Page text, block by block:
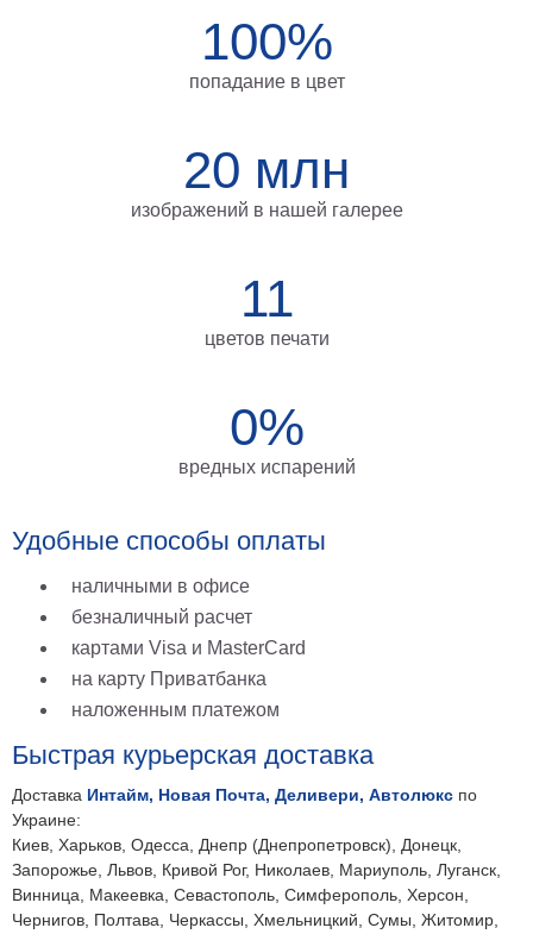
100%
попадание в цвет
20 млн
изображений в нашей галерее
11
цветов печати
0%
вредных испарений
Удобные способы оплаты
наличными в офисе
безналичный расчет
картами Visa и MasterCard
на карту Приватбанка
наложенным платежом
Быстрая курьерская доставка
Доставка Интайм, Новая Почта, Деливери, Автолюкс по
Украине:
Киев, Харьков, Одесса, Днепр (Днепропетровск), Донецк,
Запорожье, Львов, Кривой Рог, Николаев, Мариуполь, Луганск,
Винница, Макеевка, Севастополь, Симферополь, Херсон,
Чернигов, Полтава, Черкассы, Хмельницкий, Сумы, Житомир,